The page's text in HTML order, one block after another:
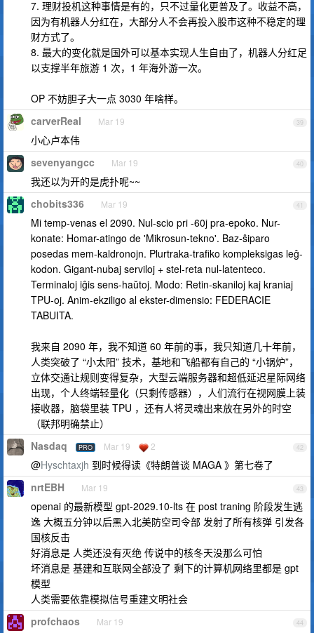
7. 理财投机这种事情是有的，只不过量化更普及了。收益不高，
因为有机器人分红在，大部分人不会再投入股市这种不稳定的理
财方式了。
8. 最大的变化就是国外可以基本实现人生自由了，机器人分红足
以支撑半年旅游 1 次，1 年海外游一次。
OP 不妨胆子大一点 3030 年啥样。
39
carverReal Mar 19
小心卢本伟
40
sevenyangcc Mar 19
我还以为开的是虎扑呢~~
41
chobits336 Mar 19
Mi temp-venas el 2090. Nul-scio pri -60j pra-epoko. Nur-
konate: Homar-atingo de 'Mikrosun-tekno'. Baz-ŝiparo
posedas mem-kaldronojn. Plurtraka-trafiko kompleksigas leĝ-
kodon. Gigant-nubaj serviloj + stel-reta nul-latenteco.
Terminaloj iĝis sens-haŭtoj. Modo: Retin-skaniloj kaj kraniaj
TPU-oj. Anim-ekziligo al ekster-dimensio: FEDERACIE
TABUITA.
我来自 2090 年，我不知道 60 年前的事，我只知道几十年前，
人类突破了 “小太阳” 技术，基地和飞船都有自己的 “小锅炉”，
立体交通让规则变得复杂，大型云端服务器和超低延迟星际网络
出现，个人终端轻量化（只剩传感器），人们流行在视网膜上装
接收器，脑袋里装 TPU ，还有人将灵魂出来放在另外的时空
（联邦明确禁止）
42
Nasdaq PRO Mar 19 2
@Hyschtaxjh 到时候得读《特朗普谈 MAGA 》第七卷了
43
nrtEBH Mar 19
openai 的最新模型 gpt-2029.10-lts 在 post traning 阶段发生逃
逸 大概五分钟以后黑入北美防空司令部 发射了所有核弹 引发各
国核反击
好消息是 人类还没有灭绝 传说中的核冬天没那么可怕
坏消息是 基建和互联网全部没了 剩下的计算机网络里都是 gpt
模型
人类需要依靠模拟信号重建文明社会
44
profchaos Mar 19